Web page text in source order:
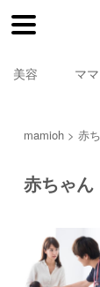
美容 マ
mamioh 赤
赤ちゃん